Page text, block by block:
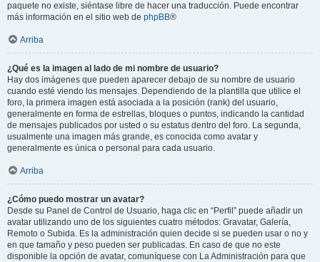
paquete no existe, siéntase libre de hacer una traducción. Puede encontrar
más información en el sitio web de phpBB®
Arriba
¿Qué es la imagen al lado de mi nombre de usuario?
Hay dos imágenes que pueden aparecer debajo de su nombre de usuario
cuando esté viendo los mensajes. Dependiendo de la plantilla que utilice el
foro, la primera imagen está asociada a la posición (rank) del usuario,
generalmente en forma de estrellas, bloques o puntos, indicando la cantidad
de mensajes publicados por usted o su estatus dentro del foro. La segunda,
usualmente una imagen más grande, es conocida como avatar y
generalmente es única o personal para cada usuario.
Arriba
¿Cómo puedo mostrar un avatar?
Desde su Panel de Control de Usuario, haga clic en “Perfil” puede añadir un
avatar utilizando uno de los siguientes cuatro métodos: Gravatar, Galería,
Remoto o Subida. Es la administración quien decide si se pueden usar o no y
en que tamaño y peso pueden ser publicadas. En caso de que no este
disponible la opción de avatar, comuníquese con La Administración para que